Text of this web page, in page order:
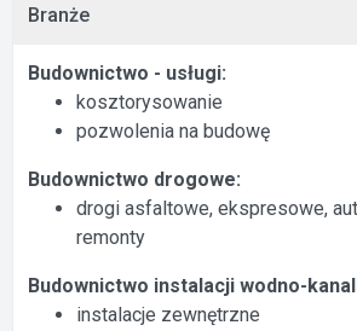
Branże
Budownictwo - usługi:
kosztorysowanie
pozwolenia na budowę
Budownictwo drogowe:
drogi asfaltowe, ekspresowe,
remonty
Budownictwo instalacji wodno-
instalacje zewnętrzne